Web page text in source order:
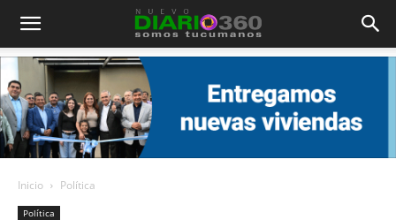
Diario
360
Inicio Política
Política